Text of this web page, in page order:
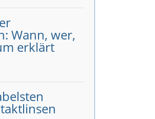
Wann, wer,
erklärt